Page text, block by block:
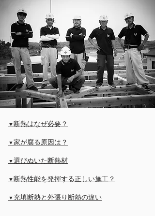
▼断熱はなぜ必要？
▼家が腐る原因は？
▼選びぬいた断熱材
▼ 断熱性能を発揮する正しい施工？
▼ 充填断熱と外張り断熱の違い